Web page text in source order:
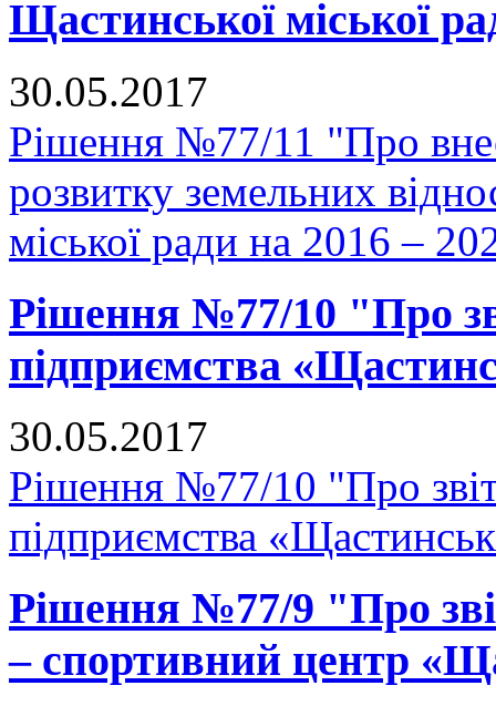
Щастинської міської
30.05.2017
Рішення №77/11 "Про
розвитку земельних
міської ради на 2016 –
Рішення №77/10 "Про
підприємства
30.05.2017
Рішення №77/10 "Про
підприємства
Рішення №77/9 "Про
– спортивний центр